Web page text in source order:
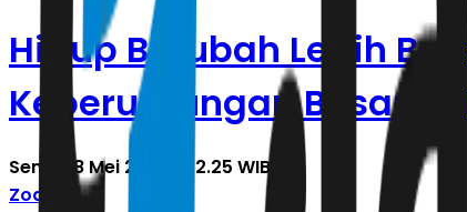
Hidup Berubah Lebih
Keberuntungan Besar
Senin, 18 Mei 2026 | 22.25 WIB
Zodiak